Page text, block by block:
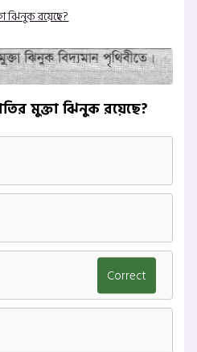
ঝিনুক রয়েছে?
মুক্তা ঝিনুক রয়েছে?
Correct